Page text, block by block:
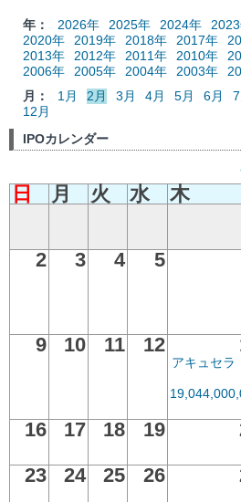
年： 2026年 2025年 2024年
2020年
2019年 2018年 2017年
2013年
2012年 2011年 2010年
2006年
2005年 2004年 2003年
月：
1月 2月 3月 4月 5月 6月
12月
IPOカレンダー
日 月 火 水 木
2
3 4 5
9 10 11 12
アキュセラ
16 17 18 19
23
24 25 26